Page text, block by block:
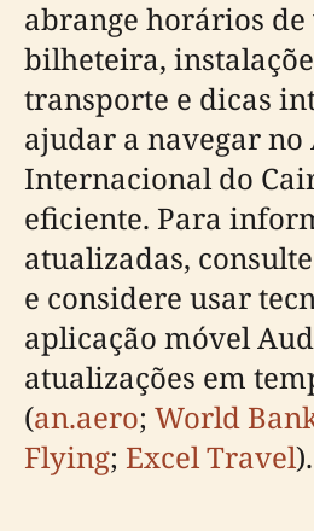
abrange horários
bilheteira,
transporte e dicas
ajudar a navegar
Internacional do
eficiente. Para
atualizadas,
e considere usar
aplicação móvel
atualizações em
(an.aero; World
Flying; Excel Travel).